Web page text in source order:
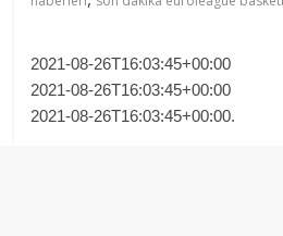
2021-08-26T16:03:45+00:00
2021-08-26T16:03:45+00:00
2021-08-26T16:03:45+00:00.